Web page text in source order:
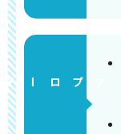
アプローチ